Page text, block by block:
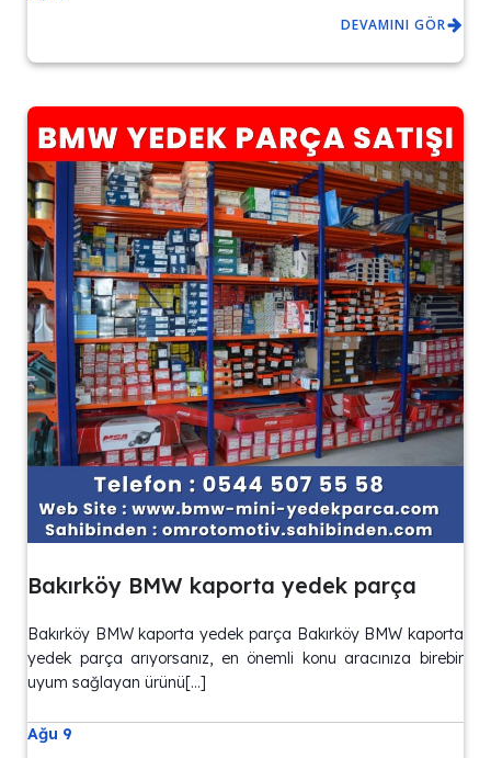
DEVAMINI GÖR
Bakırköy BMW kaporta yedek parça
Bakırköy BMW kaporta yedek parça Bakırköy BMW kaporta
yedek parça arıyorsanız, en önemli konu aracınıza birebir
uyum sağlayan ürünü[…]
Ağu 9